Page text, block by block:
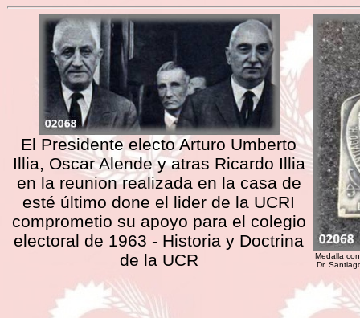
El Presidente electo Arturo Umberto
Illia, Oscar Alende y atras Ricardo Illia
en la reunion realizada en la casa de
esté último done el lider de la UCRI
comprometio su apoyo para el colegio
electoral de 1963 - Historia y Doctrina
de la UCR
Medalla
Dr.